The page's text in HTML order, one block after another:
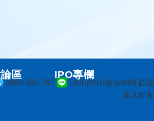
0960-550-797
LINE的ID:@ipo888 歡迎
加入好友
區 IPO專欄